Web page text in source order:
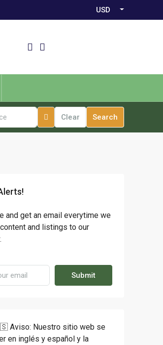
USD
Clear Search
and get an email everytime we
and listings to our
Submit
Nuestro sitio web se
en inglés y español y la